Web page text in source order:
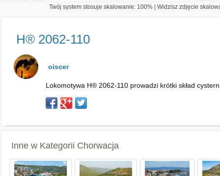
Twój system stosuje skalowanie: 100% | Widzisz zdjęcie
H® 2062-110
oiscer
Lokomotywa H® 2062-110 prowadzi krótki skład
Inne w Kategorii Chorwacja